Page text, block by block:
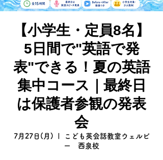
【小学生・定員8名】
5日間で"英語で発
表"できる！夏の英語
集中コース｜最終日
は保護者参観の発表
会
7月27日(月)
こども英会話教室ウェルビ
ー 西泉校